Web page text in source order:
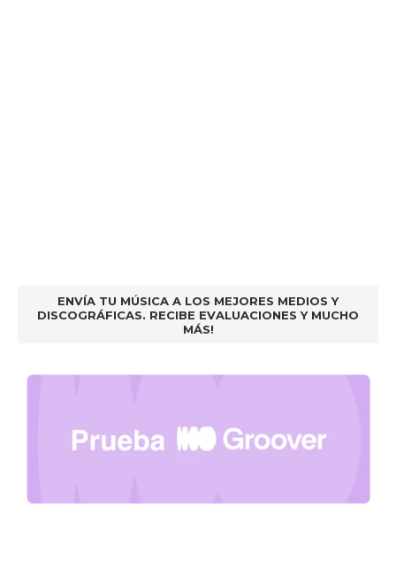
ENVÍA TU MÚSICA A LOS MEJORES MEDIOS Y
DISCOGRÁFICAS. RECIBE EVALUACIONES Y MUCHO
MÁS!